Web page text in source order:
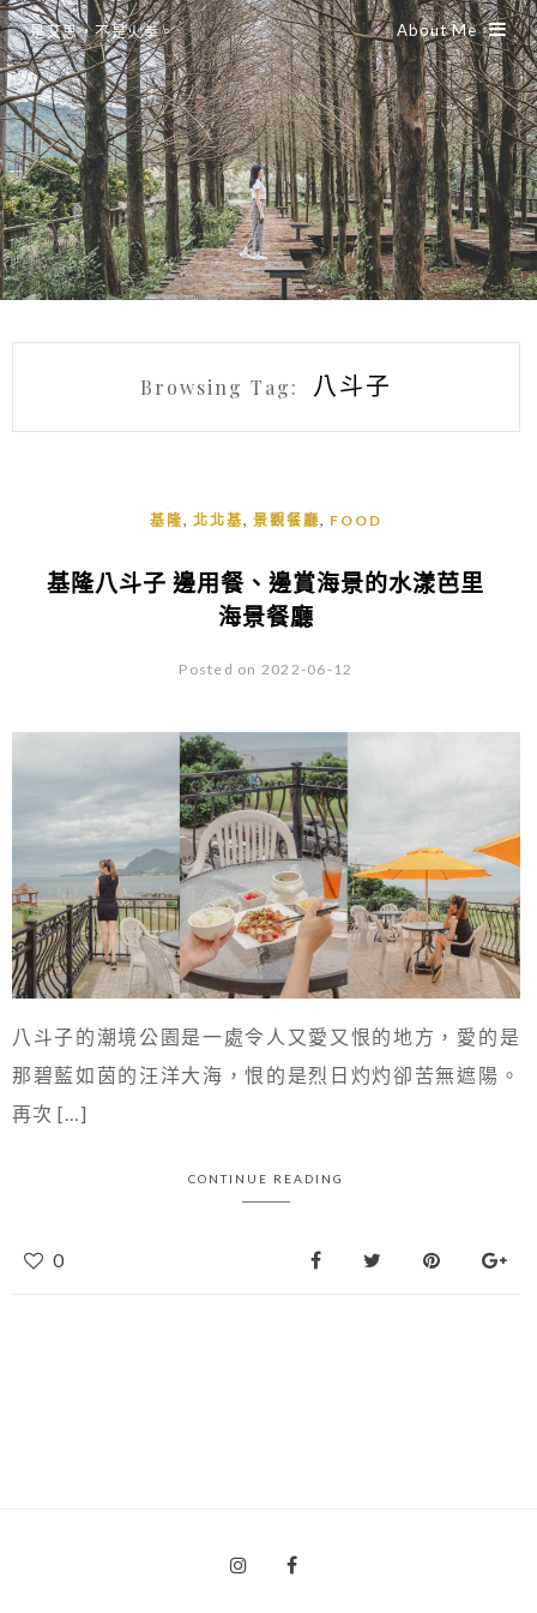
是艾思，不是火拳。 About Me
Browsing Tag: 八斗子
基隆, 北北基, 景觀餐廳, FOOD
基隆八斗子 邊用餐、邊賞海景的水漾芭里
海景餐廳
Posted on 2022-06-12
八斗子的潮境公園是一處令人又愛又恨的地方，愛的是
那碧藍如茵的汪洋大海，恨的是烈日灼灼卻苦無遮陽。
再次 […]
CONTINUE READING
0